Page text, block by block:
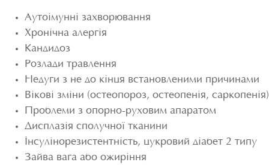
Аутоімунні захворювання
Хронічна алергія
Кандидоз
Розлади травлення
Недуги з не до кінця встановленими причинами
Вікові зміни (остеопороз, остеопенія, саркопенія)
Проблеми з опорно-руховим апаратом
Дисплазія сполучної тканини
Інсулінорезистентність, цукровий діабет 2 типу
Зайва вага або ожиріння